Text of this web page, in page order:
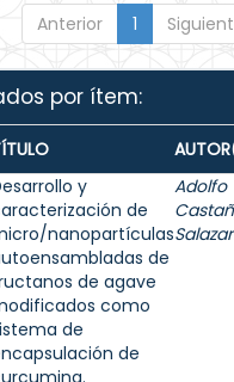
Anterior 1
por ítem:
y
de
nanopartículas
de
de agave
como
de
de
Adolfo
Salazar